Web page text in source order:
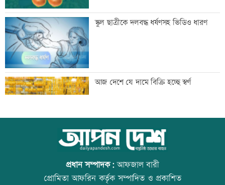
নিরাপত্তা পেলে দেশে ফিরতে চান সাকিব
সাকিবের দেশে ফেরার সুযোগ নেই: ক্রীড়া
প্রতিমন্ত্রী
শিল্পকলায় বিনামূল্যে ৬ সিনেমা দেখা যাবে
স্কুল ছাত্রীকে দলবদ্ধ ধর্ষণসহ ভিডিও ধারণ
আজ দেশে যে দামে বিক্রি হচ্ছে স্বর্ণ
আজ বিশ্ব বন্ধু দিবস
প্রধান সম্পাদক:আফজাল বারী
প্রোমিতা আফরিন কর্তৃক সম্পাদিত ও প্রকাশিত